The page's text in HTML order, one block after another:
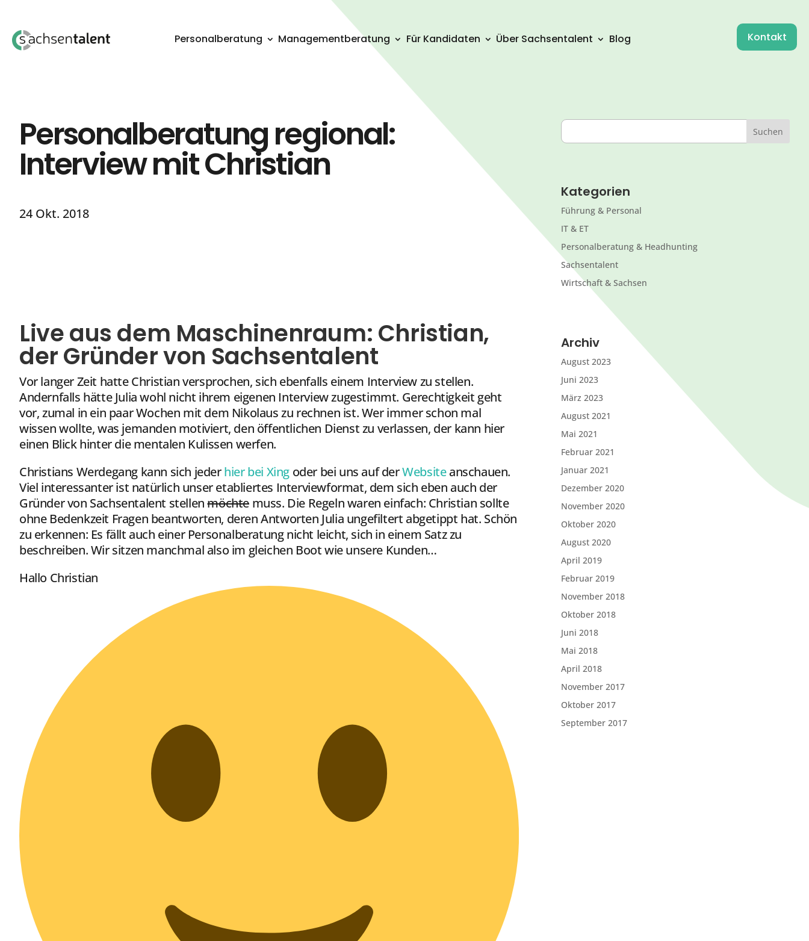
Personalberatung Management­beratung Für Kandidaten Über Sachsentalent Blog Kontakt
Personalberatung regional:
Interview mit Christian
24 Okt. 2018
Live aus dem Maschinenraum: Christian,
der Gründer von Sachsentalent
Vor langer Zeit hatte Christian versprochen, sich ebenfalls einem Interview zu stellen.
Andernfalls hätte Julia wohl nicht ihrem eigenen Interview zugestimmt. Gerechtigkeit geht
vor, zumal in ein paar Wochen mit dem Nikolaus zu rechnen ist. Wer immer schon mal
wissen wollte, was jemanden motiviert, den öffentlichen Dienst zu verlassen, der kann hier
einen Blick hinter die mentalen Kulissen werfen.
Christians Werdegang kann sich jederhier bei Xing oder bei uns auf derWebsiteanschauen.
Viel interessanter ist natürlich unser etabliertes Interviewformat, dem sich eben auch der
Gründer von Sachsentalent stellenmöchte muss. Die Regeln waren einfach: Christian sollte
ohne Bedenkzeit Fragen beantworten, deren Antworten Julia ungefiltert abgetippt hat. Schön
zu erkennen: Es fällt auch einer Personalberatung nicht leicht, sich in einem Satz zu
beschreiben. Wir sitzen manchmal also im gleichen Boot wie unsere Kunden…
Hallo Christian
Kategorien
Führung & Personal
IT & ET
Personalberatung & Headhunting
Sachsentalent
Wirtschaft & Sachsen
Archiv
August 2023
Juni 2023
März 2023
August 2021
Mai 2021
Februar 2021
Januar 2021
Dezember 2020
November 2020
Oktober 2020
August 2020
April 2019
Februar 2019
November 2018
Oktober 2018
Juni 2018
Mai 2018
April 2018
November 2017
Oktober 2017
September 2017